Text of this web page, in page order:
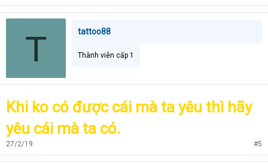
T tattoo88
Thành viên cấp 1
Khi ko có được cái mà ta yêu thì hãy
yêu cái mà ta có.
27/2/19 #5